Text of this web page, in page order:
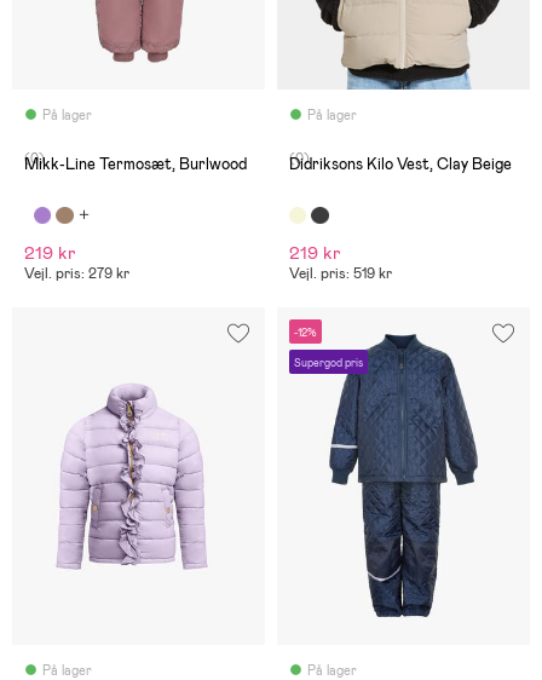
På lager
(0)
Mikk-Line Termosæt, Burlwood
219 kr
Vejl. pris: 279 kr
På lager
(0)
Didriksons Kilo Vest, Clay Beige
219 kr
Vejl. pris: 519 kr
På lager
-12%
Supergod pris
På lager